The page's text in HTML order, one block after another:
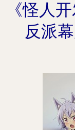
《怪人
反派